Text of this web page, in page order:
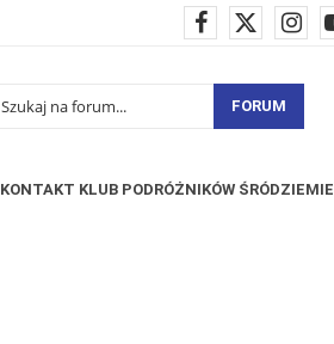
FORUM
KONTAKT KLUB PODRÓŻNIKÓW ŚRÓDZIEMIE